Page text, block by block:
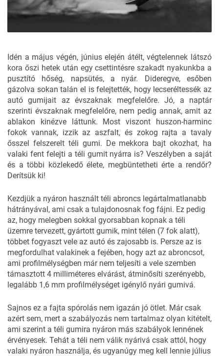
Idén a május végén, június elején átélt, végtelennek látszó
kora őszi hetek után egy csettintésre szakadt nyakunkba a
pusztító hőség, napsütés, a nyár. Dideregve, esőben
gázolva sokan talán el is felejtették, hogy lecseréltessék az
autó gumijait az évszaknak megfelelőre. Jó, a naptár
szerinti évszaknak megfelelőre, nem pedig annak, amit az
ablakon kinézve láttunk. Most viszont huszon-harminc
fokok vannak, izzik az aszfalt, és zokog rajta a tavaly
ősszel felszerelt téli gumi. De mekkora bajt okozhat, ha
valaki fent felejti a téli gumit nyárra is? Veszélyben a saját
és a többi közlekedő élete, megbüntetheti érte a rendőr?
Derítsük ki!
Kezdjük a nyáron használt téli abroncs legártalmatlanabb
hátrányával, ami csak a tulajdonosnak fog fájni. Ez pedig
az, hogy melegben sokkal gyorsabban kopnak a téli
üzemre tervezett, gyártott gumik, mint télen (7 fok alatt),
többet fogyaszt vele az autó és zajosabb is. Persze az is
megfordulhat valakinek a fejében, hogy azt az abroncsot,
ami profilmélységben már nem teljesíti a vele szemben
támasztott 4 milliméteres elvárást, átminősíti szerényebb,
legalább 1,6 mm profilmélységet igénylő nyári gumivá.
Sajnos ez a fajta spórolás nem igazán jó ötlet. Már csak
azért sem, mert a szabályozás nem tartalmaz olyan kitételt,
ami szerint a téli gumira nyáron más szabályok lennének
érvényesek. Tehát a téli nem válik nyárivá csak attól, hogy
valaki nyáron használja, és ugyanúgy meg kell lennie július